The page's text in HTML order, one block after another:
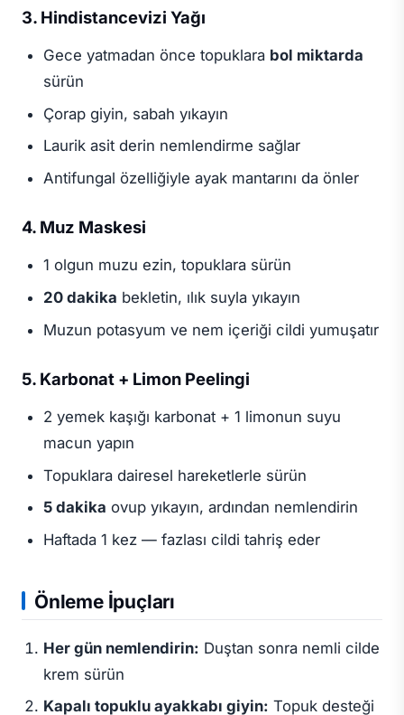
3. Hindistancevizi Yağı
Gece yatmadan önce topuklara bol miktarda
sürün
Çorap giyin, sabah yıkayın
Laurik asit derin nemlendirme sağlar
Antifungal özelliğiyle ayak mantarını da önler
4. Muz Maskesi
1 olgun muzu ezin, topuklara sürün
20 dakika bekletin, ılık suyla yıkayın
Muzun potasyum ve nem içeriği cildi yumuşatır
5. Karbonat + Limon Peelingi
2 yemek kaşığı karbonat + 1 limonun suyu
macun yapın
Topuklara dairesel hareketlerle sürün
5 dakika ovup yıkayın, ardından nemlendirin
Haftada 1 kez — fazlası cildi tahriş eder
Önleme İpuçları
Her gün nemlendirin: Duştan sonra nemli cilde
krem sürün
Kapalı topuklu ayakkabı giyin: Topuk desteği